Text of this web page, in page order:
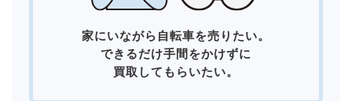
家にいながら自転車を売りたい。
できるだけ手間をかけずに
買取してもらいたい。